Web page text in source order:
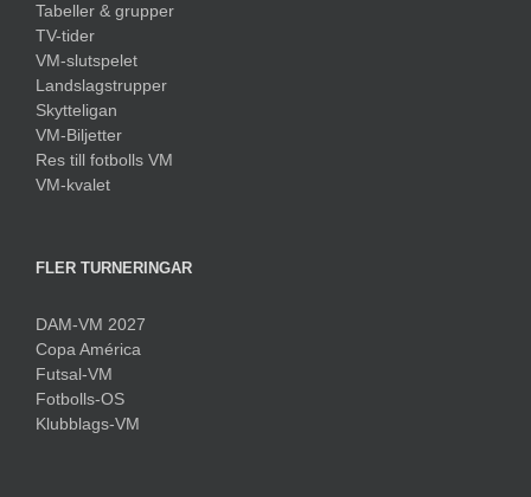
Tabeller & grupper
TV-tider
VM-slutspelet
Landslagstrupper
Skytteligan
VM-Biljetter
Res till fotbolls VM
VM-kvalet
FLER TURNERINGAR
DAM-VM 2027
Copa América
Futsal-VM
Fotbolls-OS
Klubblags-VM